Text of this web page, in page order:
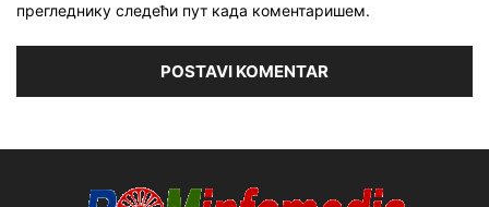
прегледнику следећи пут када коментаришем.